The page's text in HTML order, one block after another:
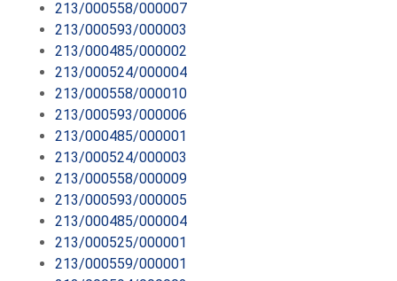
213/000558/000007
213/000593/000003
213/000485/000002
213/000524/000004
213/000558/000010
213/000593/000006
213/000485/000001
213/000524/000003
213/000558/000009
213/000593/000005
213/000485/000004
213/000525/000001
213/000559/000001